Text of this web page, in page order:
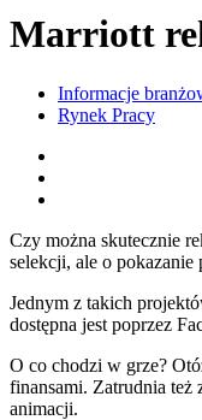
Marriott
Informacje
Rynek Pracy
Czy można skutecznie
selekcji, ale o
Jednym z takich
dostępna jest poprzez
O co chodzi w grze?
finansami. Zatrudnia też
animacji.